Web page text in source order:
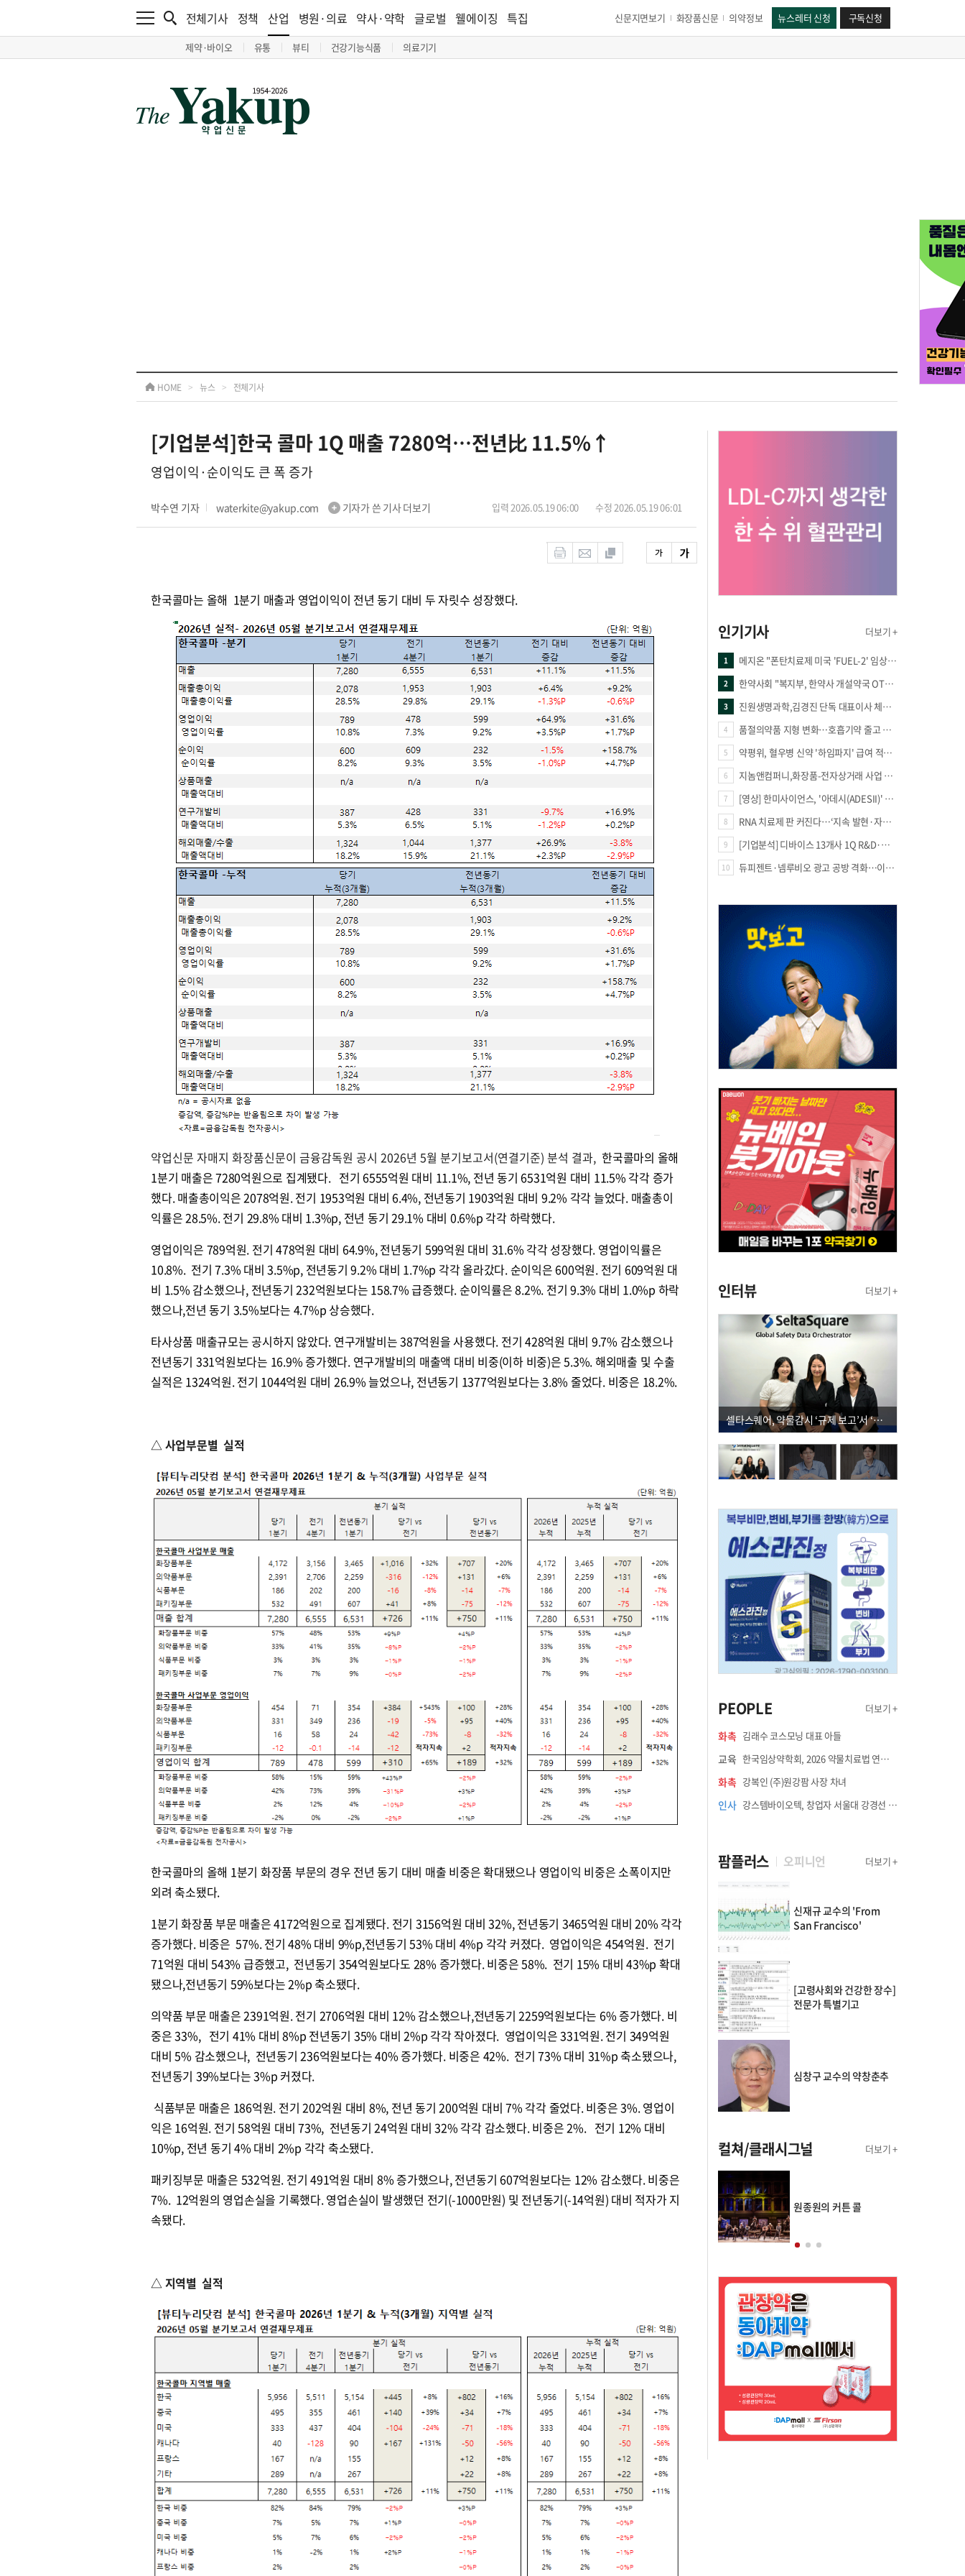
전체기사 정책 산업
제약·바이오 유통 뷰티 건강기능식품 의료기기
병원·의료 약사·약학 글로벌 웰에이징 특집 신문지면보기 화장품신문 의약정보 뉴스레터 신청 구독신청
HOME > 뉴스 > 전체기사
[기업분석]한국 콜마 1Q 매출 7280억…전년比 11.5%↑
영업이익·순이익도 큰 폭 증가
박수연 기자 waterkite@yakup.com 기자가 쓴 기사 더보기 입력 2026.05.19 06:00 수정 2026.05.19 06:01
한국콜마는 올해 1분기 매출과 영업이익이 전년 동기 대비 두 자릿수 성장했다.
약업신문 자매지 화장품신문이 금융감독원 공시 2026년 5월 분기보고서(연결기준) 분석 결과, 한국콜마의 올해
1분기 매출은 7280억원으로 집계됐다. 전기 6555억원 대비 11.1%, 전년 동기 6531억원 대비 11.5% 각각 증가
했다. 매출총이익은 2078억원. 전기 1953억원 대비 6.4%, 전년동기 1903억원 대비 9.2% 각각 늘었다. 매출총이
익률은 28.5%. 전기 29.8% 대비 1.3%p, 전년 동기 29.1% 대비 0.6%p 각각 하락했다.
영업이익은 789억원. 전기 478억원 대비 64.9%, 전년동기 599억원 대비 31.6% 각각 성장했다. 영업이익률은
10.8%. 전기 7.3% 대비 3.5%p, 전년동기 9.2% 대비 1.7%p 각각 올라갔다. 순이익은 600억원. 전기 609억원 대
비 1.5% 감소했으나, 전년동기 232억원보다는 158.7% 급증했다. 순이익률은 8.2%. 전기 9.3% 대비 1.0%p 하락
했으나,전년 동기 3.5%보다는 4.7%p 상승했다.
타사상품 매출규모는 공시하지 않았다. 연구개발비는 387억원을 사용했다. 전기 428억원 대비 9.7% 감소했으나
전년동기 331억원보다는 16.9% 증가했다. 연구개발비의 매출액 대비 비중(이하 비중)은 5.3%. 해외매출 및 수출
실적은 1324억원. 전기 1044억원 대비 26.9% 늘었으나, 전년동기 1377억원보다는 3.8% 줄었다. 비중은 18.2%.
△ 사업부문별 실적
한국콜마의 올해 1분기 화장품 부문의 경우 전년 동기 대비 매출 비중은 확대됐으나 영업이익 비중은 소폭이지만
외려 축소됐다.
1분기 화장품 부문 매출은 4172억원으로 집계됐다. 전기 3156억원 대비 32%, 전년동기 3465억원 대비 20% 각각
증가했다. 비중은 57%. 전기 48% 대비 9%p,전년동기 53% 대비 4%p 각각 커졌다. 영업이익은 454억원. 전기
71억원 대비 543% 급증했고, 전년동기 354억원보다도 28% 증가했다. 비중은 58%. 전기 15% 대비 43%p 확대
됐으나,전년동기 59%보다는 2%p 축소됐다.
의약품 부문 매출은 2391억원. 전기 2706억원 대비 12% 감소했으나,전년동기 2259억원보다는 6% 증가했다. 비
중은 33%, 전기 41% 대비 8%p 전년동기 35% 대비 2%p 각각 작아졌다. 영업이익은 331억원. 전기 349억원
대비 5% 감소했으나, 전년동기 236억원보다는 40% 증가했다. 비중은 42%. 전기 73% 대비 31%p 축소됐으나,
전년동기 39%보다는 3%p 커졌다.
식품부문 매출은 186억원. 전기 202억원 대비 8%, 전년 동기 200억원 대비 7% 각각 줄었다. 비중은 3%. 영업이
익은 16억원. 전기 58억원 대비 73%, 전년동기 24억원 대비 32% 각각 감소했다. 비중은 2%. 전기 12% 대비
10%p, 전년 동기 4% 대비 2%p 각각 축소됐다.
패키징부문 매출은 532억원. 전기 491억원 대비 8% 증가했으나, 전년동기 607억원보다는 12% 감소했다. 비중은
7%. 12억원의 영업손실을 기록했다. 영업손실이 발생했던 전기(-1000만원) 및 전년동기(-14억원) 대비 적자가 지
속됐다.
△ 지역별 실적
인기기사 더보기 +
1 메지온 "폰탄치료제 미국 'FUEL-2' 임상 프로토콜 영국 승인"
2 한약사회 "복지부, 한약사 개설약국 OTC 공급 방해 더는 방관 말아야"
3 진원생명과학,김경진 단독 대표이사 체제 돌입
4 품절의약품 지형 변화…호흡기약 줄고 만성질환 복합제 늘었다
5 약평위, 혈우병 신약 '하임파지' 급여 적정성 인정…조건부 통과
6 지놈앤컴퍼니,화장품-전자상거래 사업 진출
7 [영상] 한미사이언스, '아데시(ADESII)' 앞세워 더마 시장 판도 바꾼다
8 RNA 치료제 판 커진다…‘지속 발현·자가증폭·단백질 복원’ 경쟁
9 [기업분석] 디바이스 13개사 1Q R&D·해외매출 증가
10 듀피젠트·넴루비오 광고 공방 격화…이번엔 사노피가 일부 문구 변경
인터뷰 더보기 +
셀타스퀘어, 약물감시 ‘규제 보고’서 ‘데이터 의사결정’으로 "PVX 전환 요구 커진다"
PEOPLE 더보기 +
화촉 김래수 코스모닝 대표 아들
교육 한국임상약학회, 2026 약물치료법 연수강좌 8월 21일 개최
화촉 강복인 (주)원강팜 사장 차녀
인사 강스템바이오텍, 창업자 서울대 강경선 교수 최고과학책임자 선임
팜플러스 오피니언 더보기 +
신재규 교수의 'From
San Francisco'
[고령사회와 건강한 장수]
전문가 특별기고
심창구 교수의 약창춘추
컬쳐/클래시그널 더보기 +
원종원의 커튼 콜 안현정의 컬쳐포커스 박병준의 클래스토리 원종원의 커튼 콜